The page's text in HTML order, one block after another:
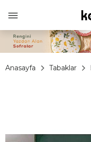
Anasayfa Tabaklar